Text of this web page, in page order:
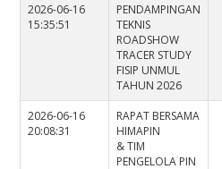
2026-06-16
15:35:51
PENDAMPINGAN
TEKNIS
ROADSHOW
TRACER STUDY
FISIP UNMUL
TAHUN 2026
2026-06-16
20:08:31
RAPAT BERSAMA
HIMAPIN
& TIM
PENGELOLA PIN